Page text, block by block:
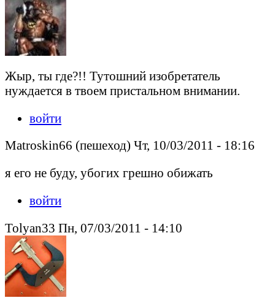
Жыр, ты где?!! Тутошний изобретатель
нуждается в твоем пристальном внимании.
войти
Matroskin66 (пешеход) Чт, 10/03/2011 - 18:16
я его не буду, убогих грешно обижать
войти
Tolyan33 Пн, 07/03/2011 - 14:10